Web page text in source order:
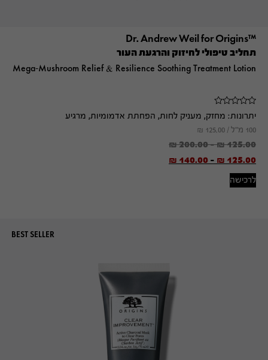
™Dr. Andrew Weil for Origins
תחליב טיפולי לחיזוק והרגעת העור
Mega-Mushroom Relief & Resilience Soothing Treatment Lotion
יתרונות: מחזק, מעניק לחות, הפחתת אדמומיות, מרגיע
100 מ"ל / ₪ 125.00
₪125.00
-
₪200.00
₪ 125.00
-
₪ 140.00
לרכישה
BEST SELLER